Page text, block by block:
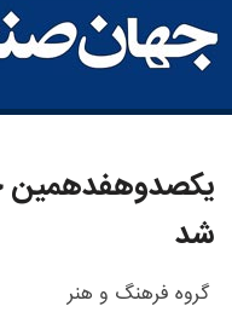
یکصدوهفدهمین
شد
گروه فرهنگ و هنر